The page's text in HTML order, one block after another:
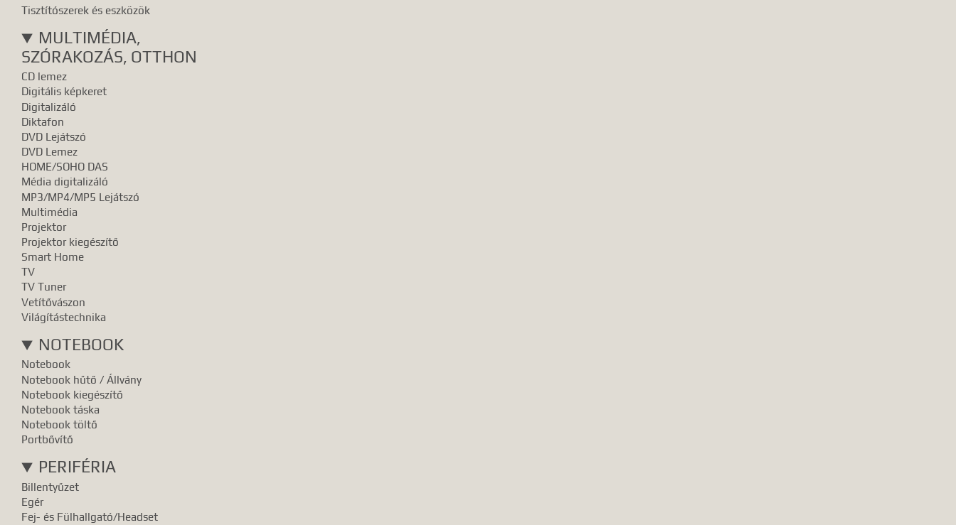
Tisztítószerek és eszközök
MULTIMÉDIA,
SZÓRAKOZÁS, OTTHON
CD lemez
Digitális képkeret
Digitalizáló
Diktafon
DVD Lejátszó
DVD Lemez
HOME/SOHO DAS
Média digitalizáló
MP3/MP4/MP5 Lejátszó
Multimédia
Projektor
Projektor kiegészítő
Smart Home
TV
TV Tuner
Vetítővászon
Világítástechnika
NOTEBOOK
Notebook
Notebook hűtő / Állvány
Notebook kiegészítő
Notebook táska
Notebook töltő
Portbővítő
PERIFÉRIA
Billentyűzet
Egér
Fej- és Fülhallgató/Headset